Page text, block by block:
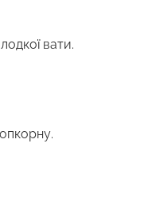
вати.